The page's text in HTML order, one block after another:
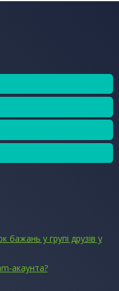
бажань у групі друзів у
акаунта?